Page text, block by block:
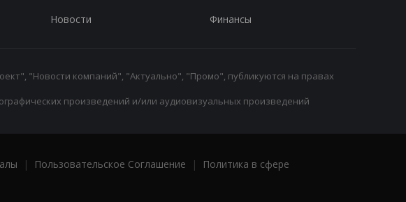
Новости Финансы
"Новости компаний", "Актуально", "Промо", публикуются на правах
произведений и/или аудиовизуальных произведений
| Пользовательское Соглашение |
Политика в сфере